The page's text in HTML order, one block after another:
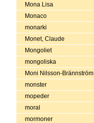
Mona Lisa
Monaco
monarki
Monet, Claude
Mongoliet
mongoliska
Moni Nilsson-Brännström
monster
mopeder
moral
mormoner